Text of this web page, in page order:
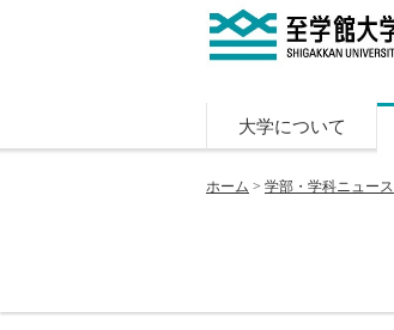
大学について
ホーム > 学部・学科ニュース